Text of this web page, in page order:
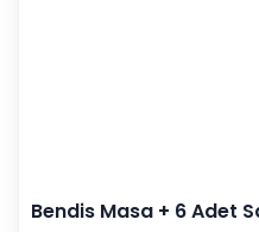
Bendis Masa + 6 Adet